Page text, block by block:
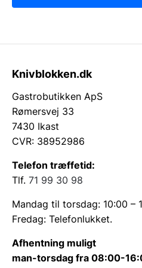
Knivblokken.dk
Gastrobutikken ApS
Rømersvej 33
7430 Ikast
CVR: 38952986
Telefon træffetid:
Tlf. 71 99 30 98
Mandag til torsdag: 10:00 –
Fredag: Telefonlukket.
Afhentning muligt
man-torsdag fra 08:00-